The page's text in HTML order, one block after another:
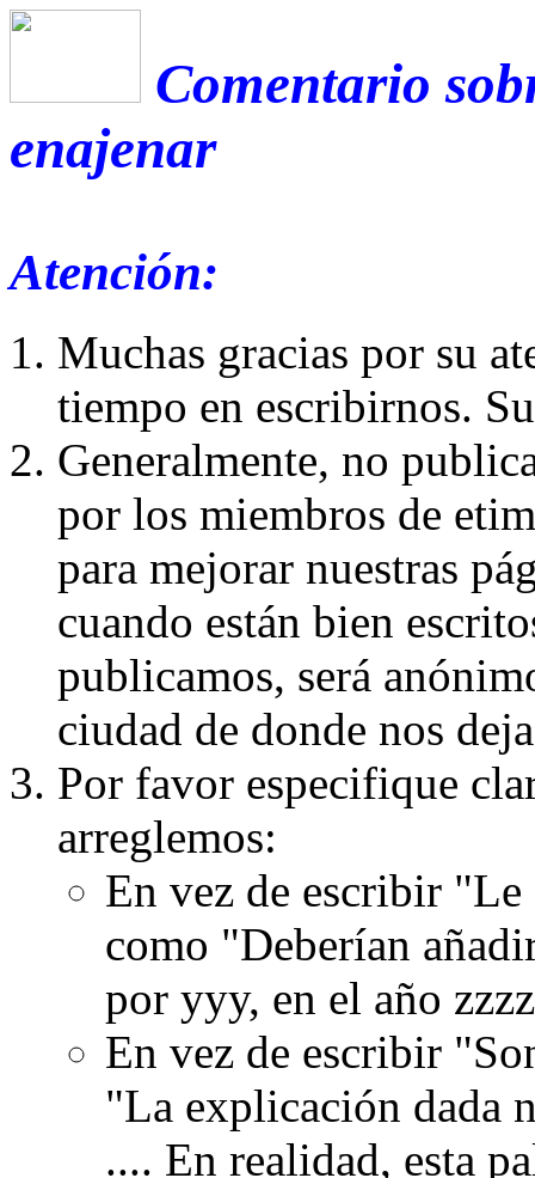
Comentario
enajenar
Atención:
Muchas gracias por su
tiempo en escribirnos.
Generalmente, no
por los miembros de
para mejorar nuestras
cuando están bien
publicamos, será
ciudad de donde nos
Por favor especifique
arreglemos:
En vez de escribir
como "Deberían
por yyy, en el año
En vez de escribir
"La explicación dada
.... En realidad, esta